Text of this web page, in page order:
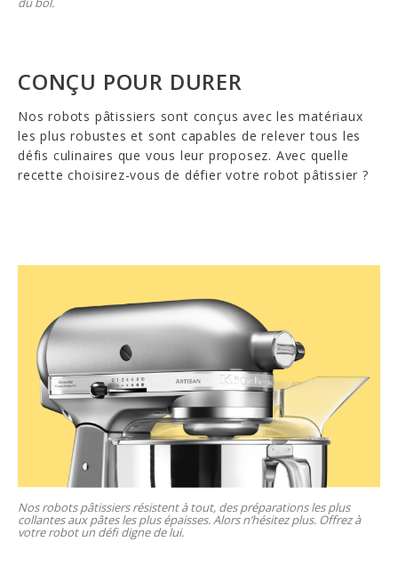
CONÇU POUR DURER
Nos robots pâtissiers sont conçus avec les matériaux
les plus robustes et sont capables de relever tous les
défis culinaires que vous leur proposez. Avec quelle
recette choisirez-vous de défier votre robot pâtissier ?
Nos robots pâtissiers résistent à tout, des préparations les plus
collantes aux pâtes les plus épaisses. Alors n’hésitez plus. Offrez à
votre robot un défi digne de lui.